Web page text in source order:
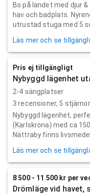
Bo på landet med djur
hav och badplats.
utrustad stuga med 5
Läs mer och se
Pris ej tillgängligt
Nybyggd lägenhet
2-4 sängplatser
3 recensioner, 5
Nybyggd lägenhet,
(Karlskrona) med ca
Nättraby finns
Läs mer och se
8 500 - 11 500 kr per
Drömläge vid havet,